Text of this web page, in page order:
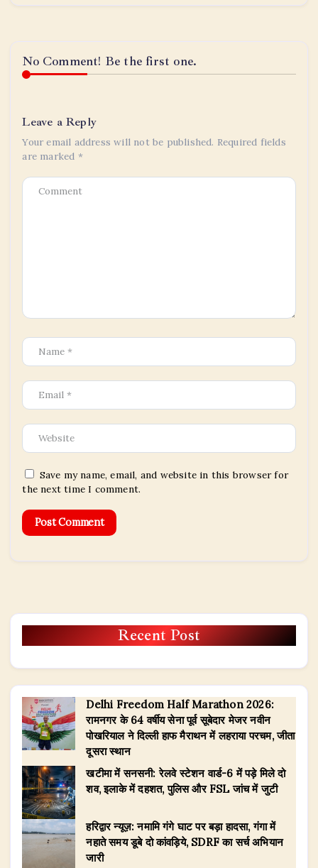
No Comment! Be the first one.
Leave a Reply
Your email address will not be published. Required fields
are marked *
Save my name, email, and website in this browser for
the next time I comment.
Recent Post
Delhi Freedom Half Marathon 2026:
रामनगर के 64 वर्षीय सेना पूर्व सूबेदार मेजर नवीन
पोखरियाल ने दिल्ली हाफ मैराथन में लहराया परचम, जीता
दूसरा स्थान
खटीमा में सनसनी: रेलवे स्टेशन वार्ड-6 में पड़े मिले दो
शव, इलाके में दहशत, पुलिस और FSL जांच में जुटी
हरिद्वार न्यूज़: नमामि गंगे घाट पर बड़ा हादसा, गंगा में
नहाते समय डूबे दो कांवड़िये, SDRF का सर्च अभियान
जारी